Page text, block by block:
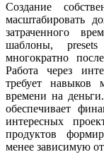
Создание
масштабировать
затраченного
шаблоны,
многократно
Работа через
требует навыков
времени на
обеспечивает
интересных
продуктов
менее зависимую